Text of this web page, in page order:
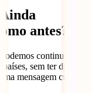
antes?
continuar a
sem ter de
mensagem custava